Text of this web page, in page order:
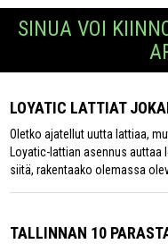
SINUA VOI
LOYATIC LATTIAT
Oletko ajatellut uutta lattiaa,
Loyatic-lattian asennus auttaa
siitä, rakentaako olemassa
TALLINNAN 10